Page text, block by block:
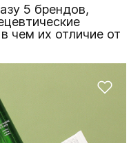
5 брендов,
чем их отличие от